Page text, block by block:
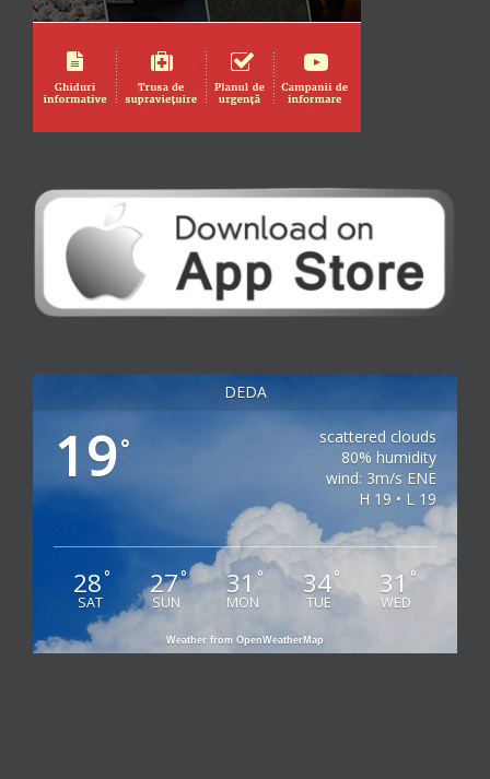
DEDA
19°
scattered clouds
80% humidity
wind: 3m/s ENE
H 19 • L 19
28°
SAT
27°
SUN
31°
MON
34°
TUE
31 °
WED
Weather from OpenWeatherMap